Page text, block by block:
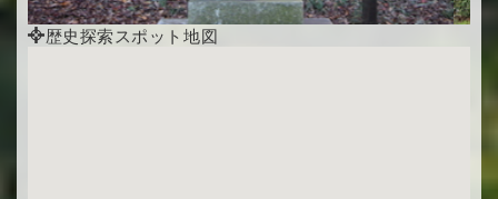
歴史探索スポット地図